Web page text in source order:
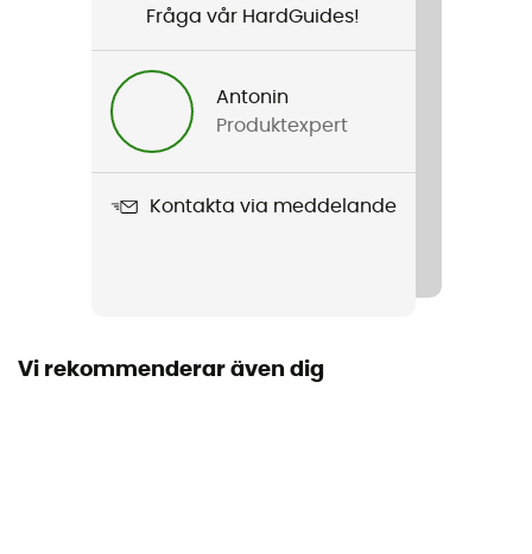
Herr / Dam
CE norm
Fråga vår HardGuides!
Antonin
Produktexpert
Kontakta via meddelande
Vi rekommenderar även dig